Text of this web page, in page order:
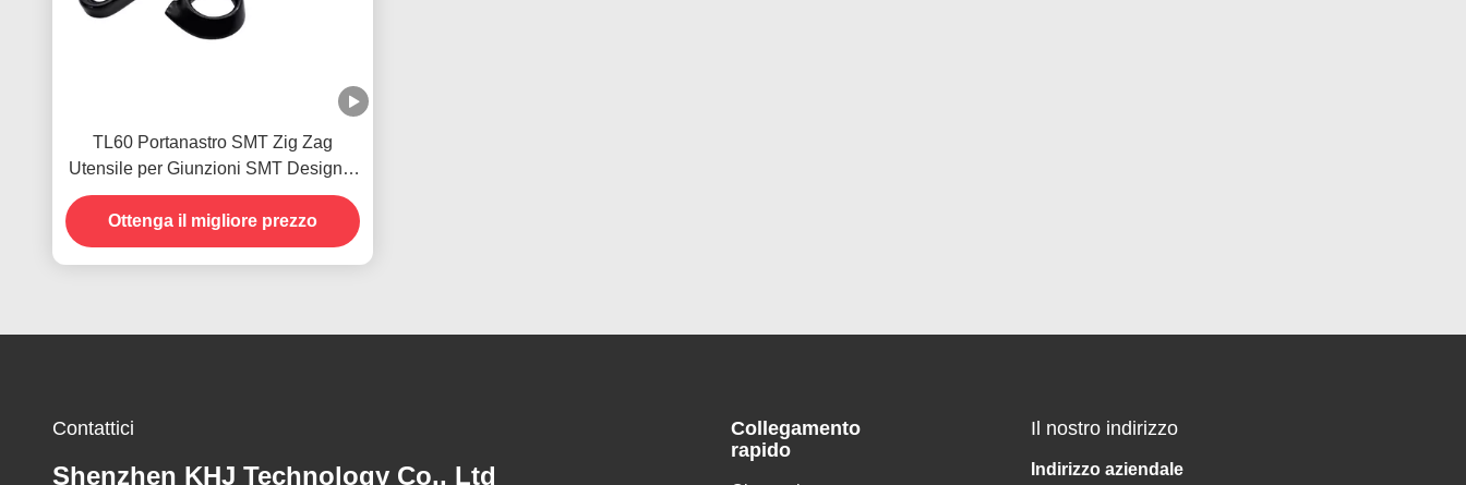
TL60 Portanastro SMT Zig Zag
Utensile per Giunzioni SMT Design a
Dente di Sega
Ottenga il migliore prezzo
Contattici
Shenzhen KHJ Technology Co., Ltd
Collegamento
rapido
Il nostro indirizzo
Indirizzo aziendale